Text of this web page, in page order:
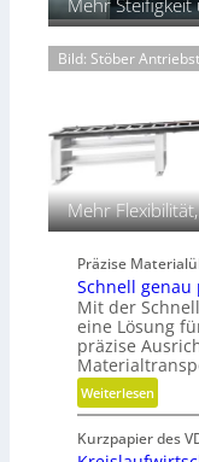
n
H
y
d
u
l
k
i
V
e
r
g
l
e
i
c
h
e
t
h
n
k
Mehr
Bild: Stöber
Mehr
Präzise
Schnell
Mit der
eine Lösung
präzise
Weiterlesen:
S
c
Kurzpapier des